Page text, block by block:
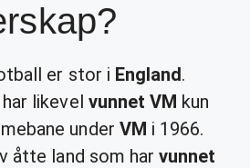
er stor i England.
likevel vunnet VM kun
under VM i 1966.
åtte land som har vunnet